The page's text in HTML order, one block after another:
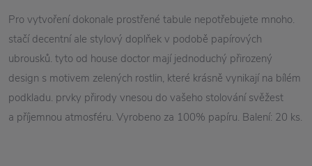
Pro vytvoření dokonale prostřené tabule nepotřebujete mnoho.
stačí decentní ale stylový doplňek v podobě papírových
ubrousků. tyto od house doctor mají jednoduchý přirozený
design s motivem zelených rostlin, které krásně vynikají na bílém
podkladu. prvky přirody vnesou do vašeho stolování svěžest
a příjemnou atmosféru. Vyrobeno za 100% papíru. Balení: 20 ks.